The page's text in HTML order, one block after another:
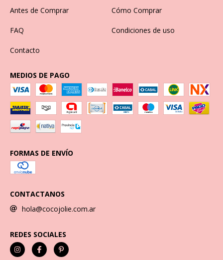
Antes de Comprar Cómo Comprar
FAQ Condiciones de uso
Contacto
MEDIOS DE PAGO
FORMAS DE ENVÍO
CONTACTANOS
hola@cocojolie.com.ar
REDES SOCIALES